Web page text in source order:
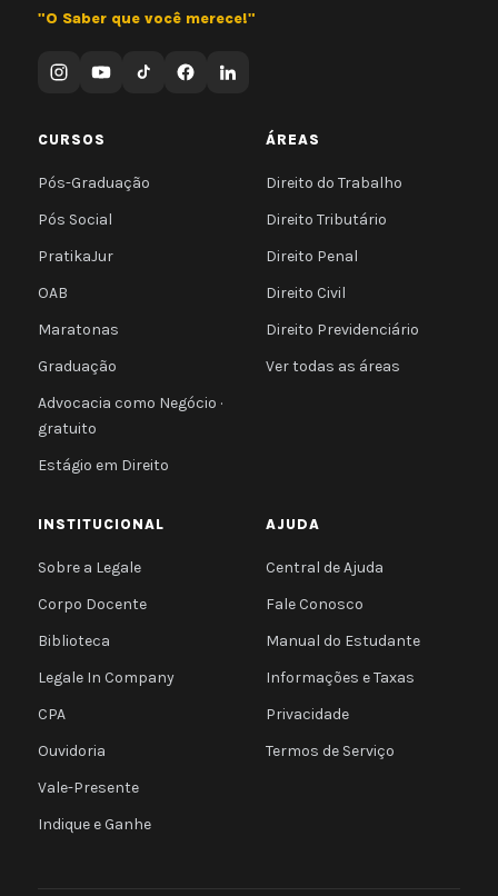
"O Saber que você merece!"
CURSOS
Pós-Graduação
Pós Social
PratikaJur
OAB
Maratonas
Graduação
Advocacia como Negócio ·
gratuito
Estágio em Direito
ÁREAS
Direito do Trabalho
Direito Tributário
Direito Penal
Direito Civil
Direito Previdenciário
Ver todas as áreas
INSTITUCIONAL
Sobre a Legale
Corpo Docente
Biblioteca
Legale In Company
CPA
Ouvidoria
Vale-Presente
Indique e Ganhe
AJUDA
Central de Ajuda
Fale Conosco
Manual do Estudante
Informações e Taxas
Privacidade
Termos de Serviço